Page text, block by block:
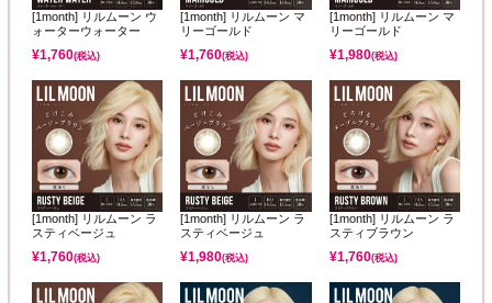
[1month] リルムーン ウ
ォーターウォーター
¥1,760(税込)
[1month] リルムーン マ
リーゴールド
¥1,760(税込)
[1month] リルムーン マ
リーゴールド
¥1,980(税込)
[1month] リルムーン ラ
スティベージュ
¥1,760(税込)
[1month] リルムーン ラ
スティベージュ
¥1,980(税込)
[1month] リルムーン ラ
スティブラウン
¥1,760(税込)